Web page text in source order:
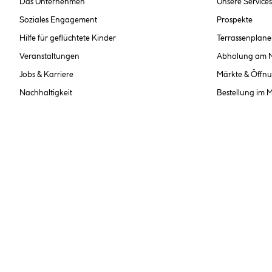
Das Unternehmen
Soziales Engagement
Hilfe für geflüchtete Kinder
Veranstaltungen
Jobs & Karriere
Nachhaltigkeit
Unsere Services
Prospekte
Abholung am
Märkte &
Bestellung im